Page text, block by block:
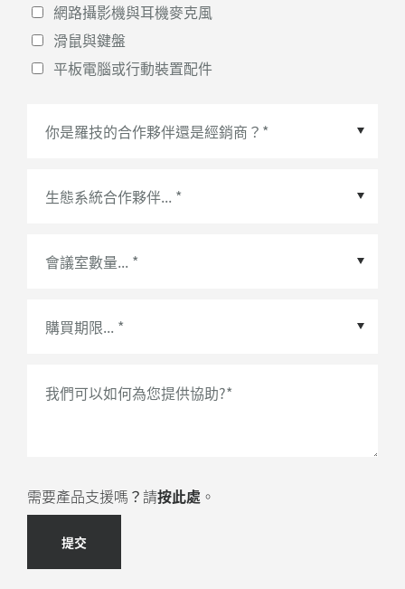
網路攝影機與耳機麥克風
滑鼠與鍵盤
平板電腦或行動裝置配件
生態系統合作夥伴
會議室數量 *
我們可以如何為您提供協助?*
需要產品支援嗎？請按此處 。
提交